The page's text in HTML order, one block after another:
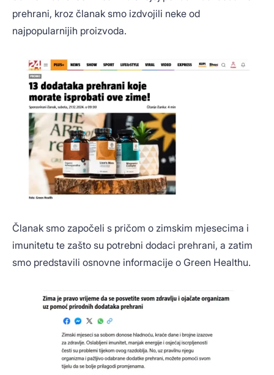
prehrani, kroz članak smo izdvojili neke od
najpopularnijih proizvoda.
Članak smo započeli s pričom o zimskim mjesecima i
imunitetu te zašto su potrebni dodaci prehrani, a zatim
smo predstavili osnovne informacije o Green Healthu.